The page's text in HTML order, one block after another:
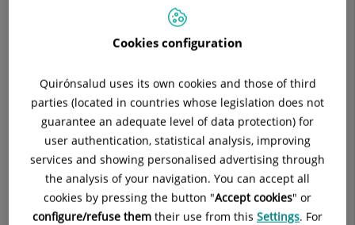
frecuentes de migraña en épocas festivas
menudo en consulta.
Cookies configuration
Quirónsalud uses its own cookies and those of third
parties (located in countries whose legislation does not
guarantee an adequate level of data protection) for
user authentication, statistical analysis, improving
services and showing personalised advertising through
the analysis of your navigation. You can accept all
cookies by pressing the button "Accept cookies" or
configure/refuse them their use from this Settings. For